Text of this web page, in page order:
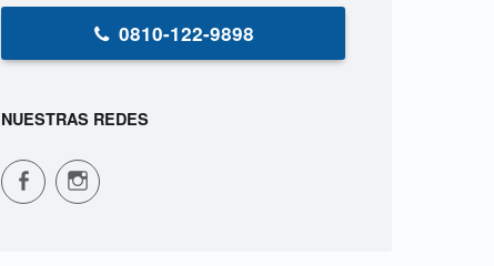
0810-122-9898
NUESTRAS REDES
CPVS en Facebook CPVS en Instagram